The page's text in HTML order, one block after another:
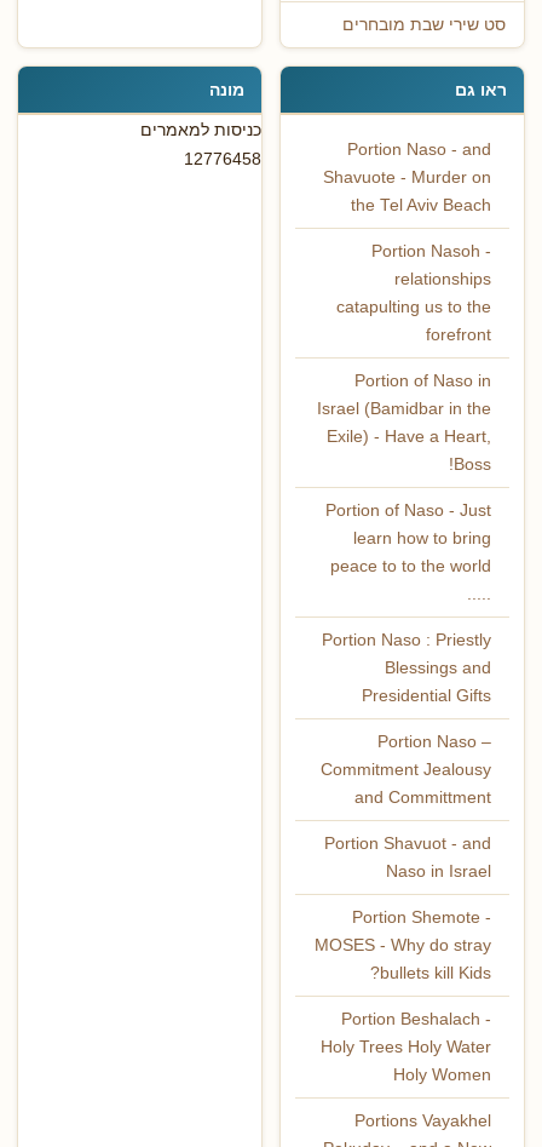
סט שירי שבת מובחרים
ראו גם
Portion Naso - and
Shavuote - Murder on
the Tel Aviv Beach
Portion Nasoh -
relationships
catapulting us to the
forefront
Portion of Naso in
Israel (Bamidbar in the
Exile) - Have a Heart,
Boss!
Portion of Naso - Just
learn how to bring
peace to to the world
Portion Naso : Priestly
Blessings and
Presidential Gifts
Portion Naso –
Commitment Jealousy
and Committment
Portion Shavuot - and
Naso in Israel
Portion Shemote -
MOSES - Why do stray
bullets kill Kids?
Portion Beshalach -
Holy Trees Holy Water
Holy Women
Portions Vayakhel
מונה
כניסות למאמרים
12776458